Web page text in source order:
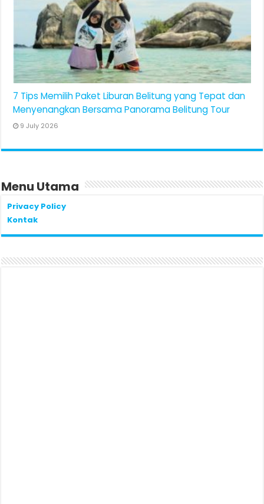
7 Tips Memilih Paket Liburan Belitung yang Tepat dan
Menyenangkan Bersama Panorama Belitung Tour
9 July 2026
Menu Utama
Privacy Policy
Kontak